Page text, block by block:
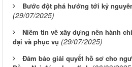
Bước đột phá hướng tới kỷ
(29/07/2025)
Niềm tin về xây dựng nền hành
đại và phục vụ (29/07/2025)
Đảm bảo giải quyết hồ sơ cho